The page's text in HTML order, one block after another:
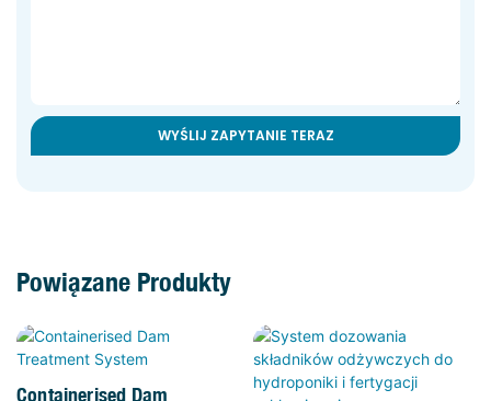
WYŚLIJ ZAPYTANIE TERAZ
Powiązane Produkty
Containerised Dam